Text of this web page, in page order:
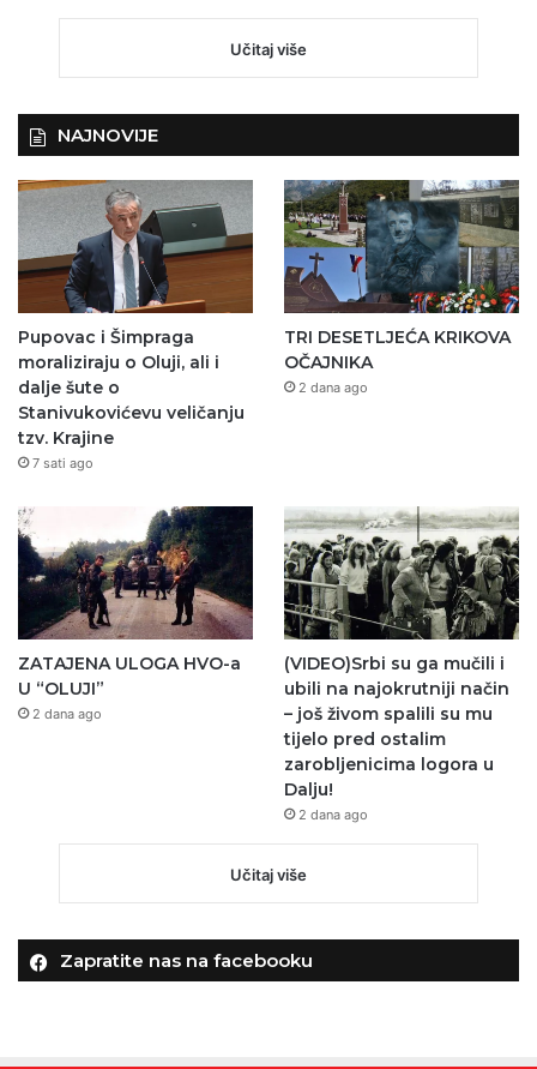
Učitaj više
NAJNOVIJE
Pupovac i Šimpraga
moraliziraju o Oluji, ali i
dalje šute o
Stanivukovićevu veličanju
tzv. Krajine
7 sati ago
TRI DESETLJEĆA KRIKOVA
OČAJNIKA
2 dana ago
ZATAJENA ULOGA HVO-a
U “OLUJI”
2 dana ago
(VIDEO)Srbi su ga mučili i
ubili na najokrutniji način
– još živom spalili su mu
tijelo pred ostalim
zarobljenicima logora u
Dalju!
2 dana ago
Učitaj više
Zapratite nas na facebooku